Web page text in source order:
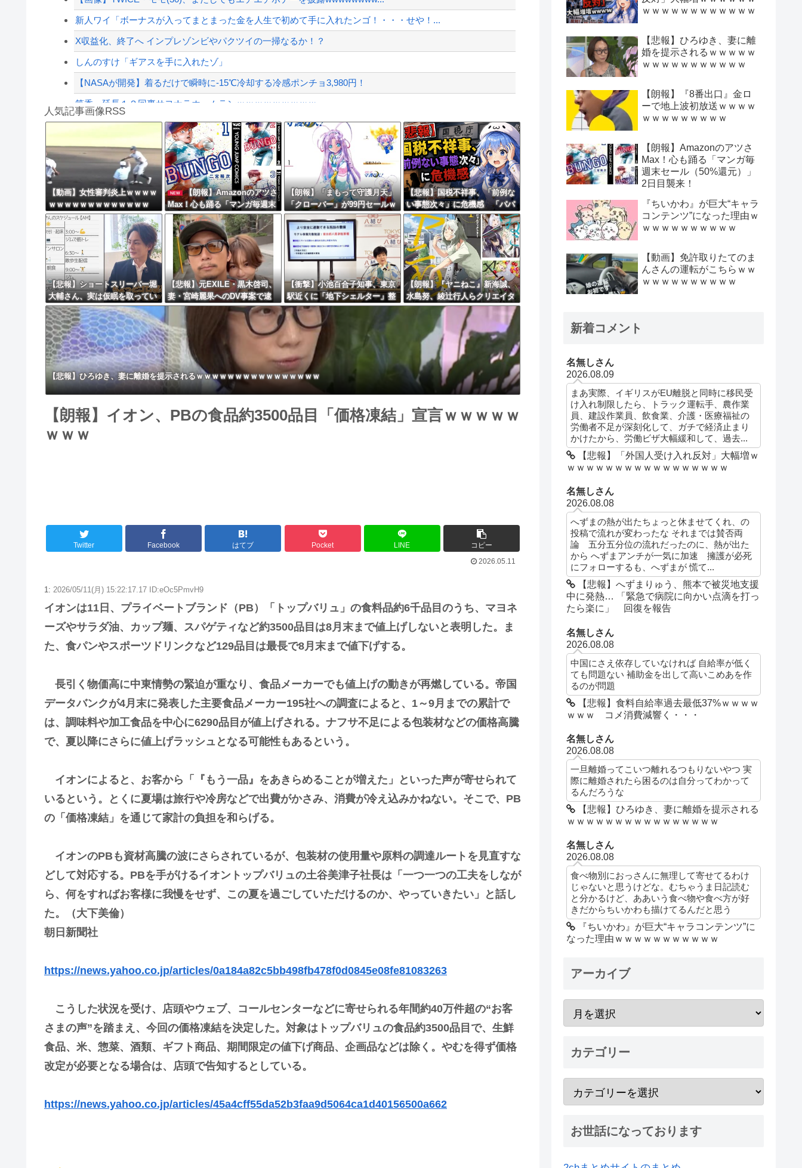
海外「日本は戦勝国なんだよ」 戦後の日本人の特別な生き様に各国から称賛の声
【配信者】「金バエ」のSNS更新が1週間途絶え、様々な憶測が飛び交う。1週間ぶり...
【緊急速報】NYで警官が黒人男性の首を絞め、暴動第二波不可避へ
Powered by livedoor 相互RSS
新人ワイ「ボーナスが入ってまとまった金を人生で初めて手に入れたンゴ！・・・せや！...
X収益化、終了へ インプレゾンビやパクツイの一掃なるか！？
しんのすけ「ギアスを手に入れたゾ」
【NASAが開発】着るだけで瞬時に-15℃冷却する冷感ポンチョ3,980円！
筒香、延長１２回裏サヨナラホームランｗｗｗｗｗｗｗｗｗ
警察や検察が冤罪率をデータとして公表すべきだと思う
【動画】タイのティパンコーン王子が日本人女性とデートか？
8/4のニュース
日本旅行キャンセルすべきか…1万年ぶり史上最大級の火山の兆し＝韓国の反応
更新中止のお知らせ
海外「おめでとうタキ！」リヴァプール南野がバースデーゴール！！
Powered by livedoor 相互RSS
人気記事画像RSS
【動画】女性審判炎上ｗｗｗｗ
ｗｗｗｗｗｗｗｗｗｗｗｗｗ
NEW
【朗報】Amazonのアツさ
Max！心も踊る「マンガ毎週末
セール（50%還元）」2日目襲
来！
【朗報】「まもって守護月天」
「クローバー」が99円セールｗ
ｗｗｗｗｗｗｗｗｗｗｗ
【悲報】国税不祥事、「前例な
い事態次々」に危機感 「パパ
活」、情報漏えいも
【悲報】ショートスリーパー堀
大輔さん、実は仮眠を取ってい
たｗｗｗｗｗｗｗｗｗｗｗｗｗ
ｗｗ
【悲報】元EXILE・黒木啓司、
妻・宮崎麗果へのDV事案で逮
捕されていた！宮崎は全身打
撲、頭部裂傷及び打撲、頸部損
傷・・・
【衝撃】小池百合子知事、東京
駅近くに「地下シェルター」整
備を正式表明ｗｗｗｗｗｗｗｗ
ｗ
【朗報】『ヤニねこ』新海誠、
水島努、綾辻行人らクリエイタ
ーが絶賛ｗｗｗｗｗｗｗｗｗ
【悲報】ひろゆき、妻に離婚を提示されるｗｗｗｗｗｗｗｗｗｗｗｗｗｗｗｗ
【朗報】イオン、PBの食品約3500品目「価格凍結」宣言ｗｗｗｗｗ
ｗｗｗ
Twitter Facebook はてブ Pocket LINE
コピー
2026.05.11
1: 2026/05/11(月) 15:22:17.17 ID:eOc5PmvH9
イオンは11日、プライベートブランド（PB）「トップバリュ」の食料品約6千品目のうち、マヨネ
ーズやサラダ油、カップ麺、スパゲティなど約3500品目は8月末まで値上げしないと表明した。ま
た、食パンやスポーツドリンクなど129品目は最長で8月末まで値下げする。
長引く物価高に中東情勢の緊迫が重なり、食品メーカーでも値上げの動きが再燃している。帝国
データバンクが4月末に発表した主要食品メーカー195社への調査によると、1～9月までの累計で
は、調味料や加工食品を中心に6290品目が値上げされる。ナフサ不足による包装材などの価格高騰
で、夏以降にさらに値上げラッシュとなる可能性もあるという。
イオンによると、お客から「『もう一品』をあきらめることが増えた」といった声が寄せられて
いるという。とくに夏場は旅行や冷房などで出費がかさみ、消費が冷え込みかねない。そこで、PB
の「価格凍結」を通じて家計の負担を和らげる。
イオンのPBも資材高騰の波にさらされているが、包装材の使用量や原料の調達ルートを見直すな
どして対応する。PBを手がけるイオントップバリュの土谷美津子社長は「一つ一つの工夫をしなが
ら、何をすればお客様に我慢をせず、この夏を過ごしていただけるのか、やっていきたい」と話し
た。（大下美倫）
朝日新聞社
https://news.yahoo.co.jp/articles/0a184a82c5bb498fb478f0d0845e08fe81083263
こうした状況を受け、店頭やウェブ、コールセンターなどに寄せられる年間約40万件超の“お客
さまの声”を踏まえ、今回の価格凍結を決定した。対象はトップバリュの食品約3500品目で、生鮮
食品、米、惣菜、酒類、ギフト商品、期間限定の値下げ商品、企画品などは除く。やむを得ず価格
改定が必要となる場合は、店頭で告知するとしている。
https://news.yahoo.co.jp/articles/45a4cff55da52b3faa9d5064ca1d40156500a662
ｗｗｗｗｗｗｗｗｗｗｗｗ
【悲報】ひろゆき、妻に離
婚を提示されるｗｗｗｗｗ
ｗｗｗｗｗｗｗｗｗｗｗ
【朗報】『8番出口』金ロ
ーで地上波初放送ｗｗｗｗ
ｗｗｗｗｗｗｗｗｗ
【朗報】Amazonのアツさ
Max！心も踊る「マンガ毎
週末セール（50%還元）」
2日目襲来！
『ちいかわ』が巨大“キャラ
コンテンツ”になった理由ｗ
ｗｗｗｗｗｗｗｗｗｗ
【動画】免許取りたてのま
んさんの運転がこちらｗｗ
ｗｗｗｗｗｗｗｗｗｗ
新着コメント
名無しさん
2026.08.09
まあ実際、イギリスがEU離脱と同時に移民受
け入れ制限したら、トラック運転手、農作業
員、建設作業員、飲食業、介護・医療福祉の
労働者不足が深刻化して、ガチで経済止まり
かけたから、労働ビザ大幅緩和して、過去...
【悲報】「外国人受け入れ反対」大幅増ｗ
ｗｗｗｗｗｗｗｗｗｗｗｗｗｗｗｗｗ
名無しさん
2026.08.08
へずまの熱が出たちょっと休ませてくれ、の
投稿で流れが変わったな それまでは賛否両
論 五分五分位の流れだったのに、熱が出た
から へずまアンチが一気に加速 擁護が必死
にフォローするも、へずまが 慌て...
【悲報】へずまりゅう、熊本で被災地支援
中に発熱… 「緊急で病院に向かい点滴を打っ
たら楽に」 回復を報告
名無しさん
2026.08.08
中国にさえ依存していなければ 自給率が低く
ても問題ない 補助金を出して高いこめあを作
るのが問題
【悲報】食料自給率過去最低37%ｗｗｗｗ
ｗｗｗ コメ消費減響く・・・
名無しさん
2026.08.08
一旦離婚ってこいつ離れるつもりないやつ 実
際に離婚されたら困るのは自分ってわかって
るんだろうな
【悲報】ひろゆき、妻に離婚を提示される
ｗｗｗｗｗｗｗｗｗｗｗｗｗｗｗｗ
名無しさん
2026.08.08
食べ物別におっさんに無理して寄せてるわけ
じゃないと思うけどな。むちゃうま日記読む
と分かるけど、ああいう食べ物や食べ方が好
きだからちいかわも描けてるんだと思う
『ちいかわ』が巨大“キャラコンテンツ”に
なった理由ｗｗｗｗｗｗｗｗｗｗｗ
アーカイブ
カテゴリー
お世話になっております